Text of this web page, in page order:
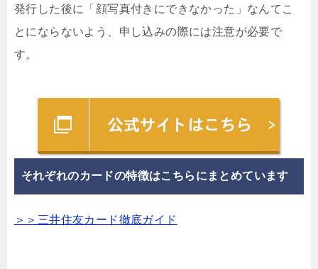
発行した後に「顔写真付きにできなかった」なんてこ
とにならないよう、申し込みの際には注意が必要で
す。
それぞれのカードの特徴はこちらにまとめています
＞＞三井住友カード徹底ガイド